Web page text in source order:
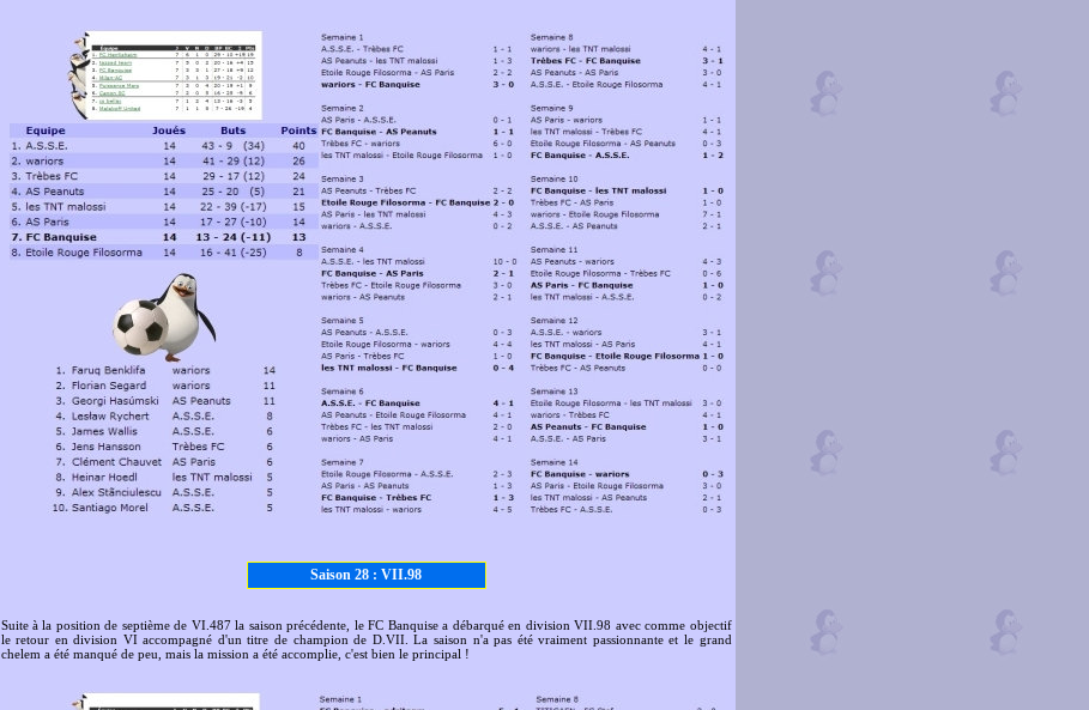
Saison 28 : VII.98
Suite à la position de septième de VI.487 la saison précédente, le FC Banquise a débarqué en division VII.98 avec comme objectif
le retour en division VI accompagné d'un titre de champion de D.VII. La saison n'a pas été vraiment passionnante et le grand
chelem a été manqué de peu, mais la mission a été accomplie, c'est bien le principal !